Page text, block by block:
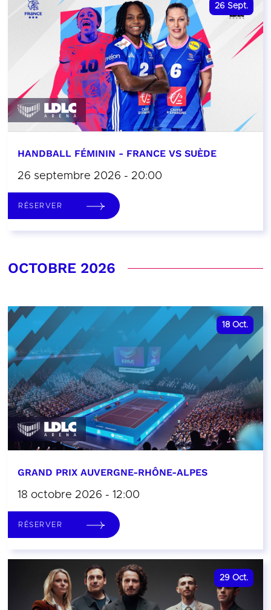
26 Sept.
HANDBALL FÉMININ - FRANCE VS SUÈDE
26 septembre 2026 - 20:00
RÉSERVER
OCTOBRE 2026
18 Oct.
GRAND PRIX AUVERGNE-RHÔNE-ALPES
18 octobre 2026 - 12:00
RÉSERVER
29 Oct.